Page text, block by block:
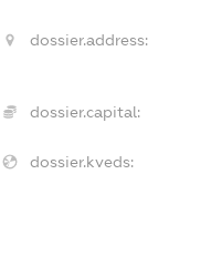
dossier.address:
dossier.capital:
dossier.kveds: